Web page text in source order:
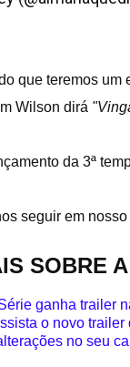
que teremos
Wilson dirá
da 3ª
seguir em nosso
SOBRE
ganha trailer
o novo
no seu